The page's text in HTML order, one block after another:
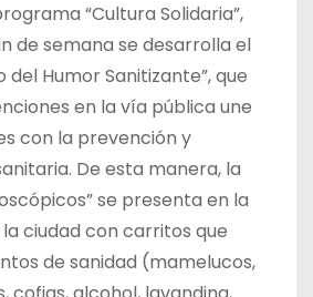
“Cultura Solidaria”,
de semana se desarrolla el
Humor Sanitizante”, que
en la vía pública une
con la prevención y
De esta manera, la
se presenta en la
ciudad con carritos que
de sanidad (mamelucos,